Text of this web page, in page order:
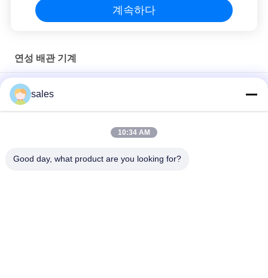
계속하다
연성 배관 기계
100 밀리미터 연성 배관 기계 도관 제조기
유연한 도크트 엔드 라인링 머신.
PVC 광섬유 심선 글라스 연성 배관은 0.25 밀리미터를 기계화합니
sales
10:34 AM
Good day, what product are you looking for?